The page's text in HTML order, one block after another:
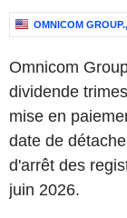
OMNICOM
Omnicom
dividende
mise en
date de
d'arrêt des
juin 2026.